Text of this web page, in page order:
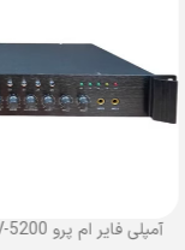
آمپلی فایر ام پرو MPRO PV-5200